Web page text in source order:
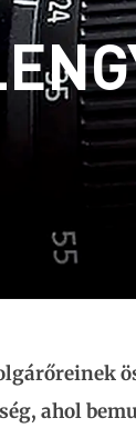
, ahol